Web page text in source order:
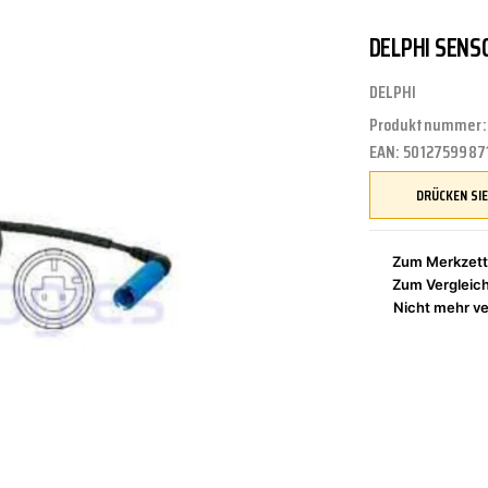
DELPHI
DELPHI
Produktnummer:
EAN:
Zum
Zum
Nicht mehr